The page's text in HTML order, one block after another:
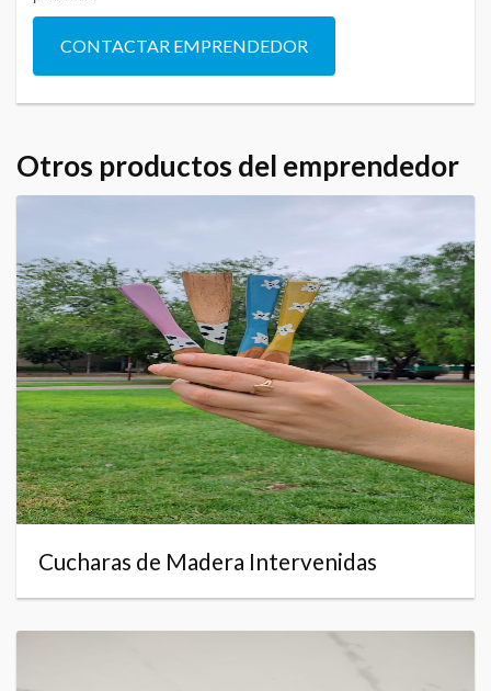
CONTACTAR EMPRENDEDOR
Otros productos del emprendedor
Cucharas de Madera Intervenidas